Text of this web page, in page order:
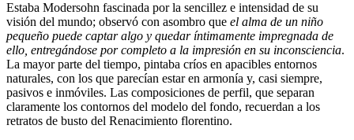
Estaba Modersohn fascinada por la sencillez e intensidad de su
visión del mundo; observó con asombro que el alma de un niño
pequeño puede captar algo y quedar íntimamente impregnada de
ello, entregándose por completo a la impresión en su inconsciencia.
La mayor parte del tiempo, pintaba críos en apacibles entornos
naturales, con los que parecían estar en armonía y, casi siempre,
pasivos e inmóviles. Las composiciones de perfil, que separan
claramente los contornos del modelo del fondo, recuerdan a los
retratos de busto del Renacimiento florentino.